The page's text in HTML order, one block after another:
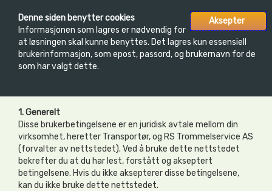
Toggle
navigation
INFORMASJON LOGG INN
Aksepter
Denne siden benytter cookies
Informasjonen som lagres er nødvendig for
at løsningen skal kunne benyttes. Det lagres kun essensiell
brukerinformasjon, som epost, passord, og brukernavn for de
som har valgt dette.
Brukerbetingelser for Transportør
1. Generelt
Disse brukerbetingelsene er en juridisk avtale mellom din
virksomhet, heretter Transportør, og RS Trommelservice AS
(forvalter av nettstedet). Ved å bruke dette nettstedet
bekrefter du at du har lest, forstått og akseptert
betingelsene. Hvis du ikke aksepterer disse betingelsene,
kan du ikke bruke dette nettstedet.